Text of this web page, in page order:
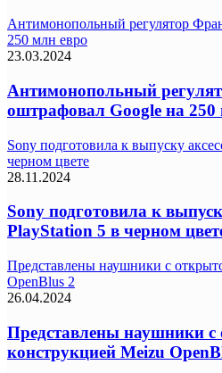
Антимонопольный регулятор
250 млн евро
23.03.2024
Антимонопольный
оштрафовал Google на 250
Sony подготовила к выпуску
черном цвете
28.11.2024
Sony подготовила к
PlayStation 5 в черном
Представлены наушники с
OpenBlus 2
26.04.2024
Представлены наушники с
конструкцией Meizu